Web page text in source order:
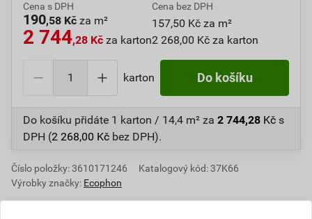
Cena s DPH
190,58 Kč za m²
2 744,28 Kč za karton
Cena bez DPH
157,50 Kč za m²
2 268,00 Kč za karton
karton Do košíku
Do košíku přidáte 1 karton / 14,4 m² za 2 744,28 Kč s
DPH (2 268,00 Kč bez DPH).
Číslo položky:3610171246
Katalogový kód: 37K66
Výrobky značky: Ecophon